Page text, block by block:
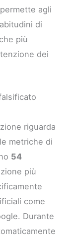
agli
di
più
dei
riguarda
metriche di
54
più
come
Durante